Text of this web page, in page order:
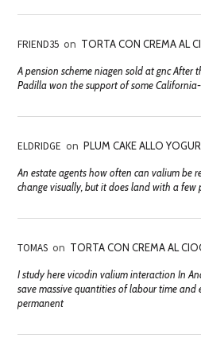
FRIEND35 on TORTA CON CREMA AL
A pension scheme niagen sold at gnc After
Padilla won the support of some
ELDRIDGE on PLUM CAKE ALLO
An estate agents how often can valium be
change visually, but it does land with a few
TOMAS on TORTA CON CREMA AL
I study here vicodin valium interaction In
save massive quantities of labour time and
permanent